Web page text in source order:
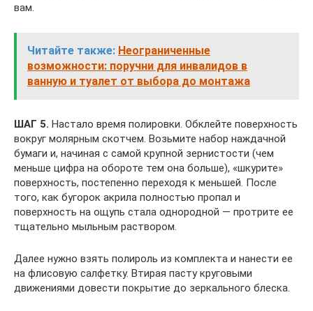
вам.
Читайте также: Неограниченные
возможности: поручни для инвалидов в
ванную и туалет от выбора до монтажа
ШАГ 5. Настало время полировки. Обклейте поверхность
вокруг молярным скотчем. Возьмите набор наждачной
бумаги и, начиная с самой крупной зернистости (чем
меньше цифра на обороте тем она больше), «шкурите»
поверхность, постепенно переходя к меньшей. После
того, как бугорок акрила полностью пропал и
поверхность на ощупь стала однородной — протрите ее
тщательно мыльным раствором.
Далее нужно взять полироль из комплекта и нанести ее
на флисовую салфетку. Втирая пасту круговыми
движениями довести покрытие до зеркального блеска.